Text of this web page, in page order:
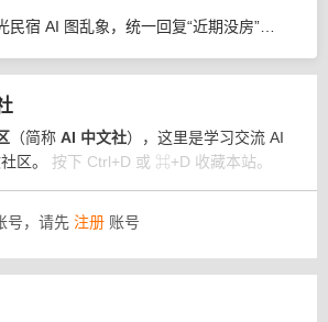
（简称 AI 中文社），这里是学习交流 AI
区。 按下 Ctrl+D 或 ⌘+D 收藏本站。
号，请先 注册 账号